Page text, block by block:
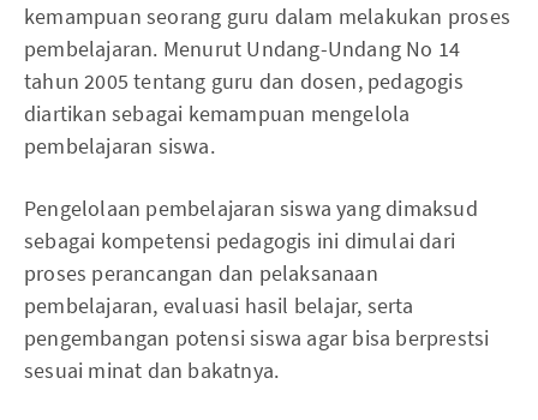
kemampuan seorang guru dalam melakukan proses
pembelajaran. Menurut Undang-Undang No 14
tahun 2005 tentang guru dan dosen, pedagogis
diartikan sebagai kemampuan mengelola
pembelajaran siswa.
Pengelolaan pembelajaran siswa yang dimaksud
sebagai kompetensi pedagogis ini dimulai dari
proses perancangan dan pelaksanaan
pembelajaran, evaluasi hasil belajar, serta
pengembangan potensi siswa agar bisa berprestsi
sesuai minat dan bakatnya.